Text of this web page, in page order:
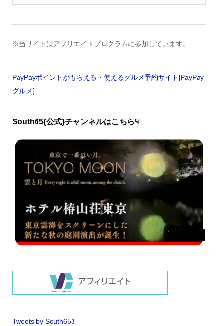
※当サイトはアフリエイトプログラムに参加しています。
PayPayポイントがもらえる・使えるグルメ予約サイト[PayPay
グルメ]
South65{公式}チャンネルはこちら☟
Tweets by South653